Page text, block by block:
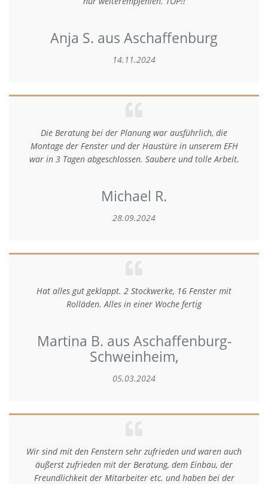
Anja S. aus Aschaffenburg
14.11.2024
Die Beratung bei der Planung war ausführlich, die
Montage der Fenster und der Haustüre in unserem EFH
war in 3 Tagen abgeschlossen. Saubere und tolle Arbeit.
Michael R.
28.09.2024
Hat alles gut geklappt. 2 Stockwerke, 16 Fenster mit
Rolläden. Alles in einer Woche fertig
Martina B. aus Aschaffenburg-
Schweinheim,
05.03.2024
Wir sind mit den Fenstern sehr zufrieden und waren auch
äußerst zufrieden mit der Beratung, dem Einbau, der
Freundlichkeit der Mitarbeiter etc. und haben bei der